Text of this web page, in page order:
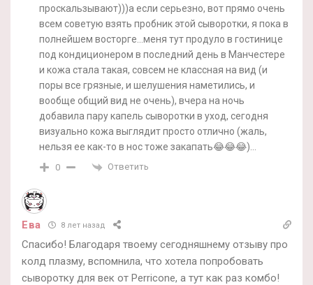
проскальзывают)))а если серьезно, вот прямо очень
всем советую взять пробник этой сыворотки, я пока в
полнейшем восторге…меня тут продуло в гостинице
под кондиционером в последний день в Манчестере
и кожа стала такая, совсем не классная на вид (и
поры все грязные, и шелушения наметились, и
вообще общий вид не очень), вчера на ночь
добавила пару капель сыворотки в уход, сегодня
визуально кожа выглядит просто отлично (жаль,
нельзя ее как-то в нос тоже закапать😂😂😂)…
0 Ответить
Ева 8 лет назад
Спасибо! Благодаря твоему сегодняшнему отзыву про
колд плазму, вспомнила, что хотела попробовать
сыворотку для век от Perricone, а тут как раз комбо!